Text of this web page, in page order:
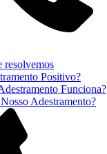
resolvemos
Positivo?
Funciona?
Adestramento?